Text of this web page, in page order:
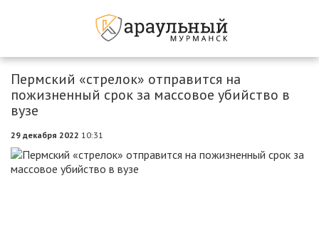
Пермский «стрелок» отправится на
пожизненный срок за массовое убийство в
вузе
29 декабря 2022 10:31